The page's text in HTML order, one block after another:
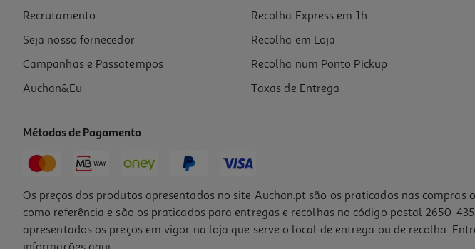
2,69 €
Recrutamento
Seja nosso fornecedor
Campanhas e Passatempos
Auchan&Eu
Recolha Express em 1h
Recolha em Loja
Recolha num Ponto Pickup
Taxas de Entrega
Métodos de Pagamento
Os preços dos produtos apresentados no site Auchan.pt são os praticados nas
como referência e são os praticados para entregas e recolhas no código postal 2650-
apresentados os preços em vigor na loja que serve o local de entrega ou de recolha.